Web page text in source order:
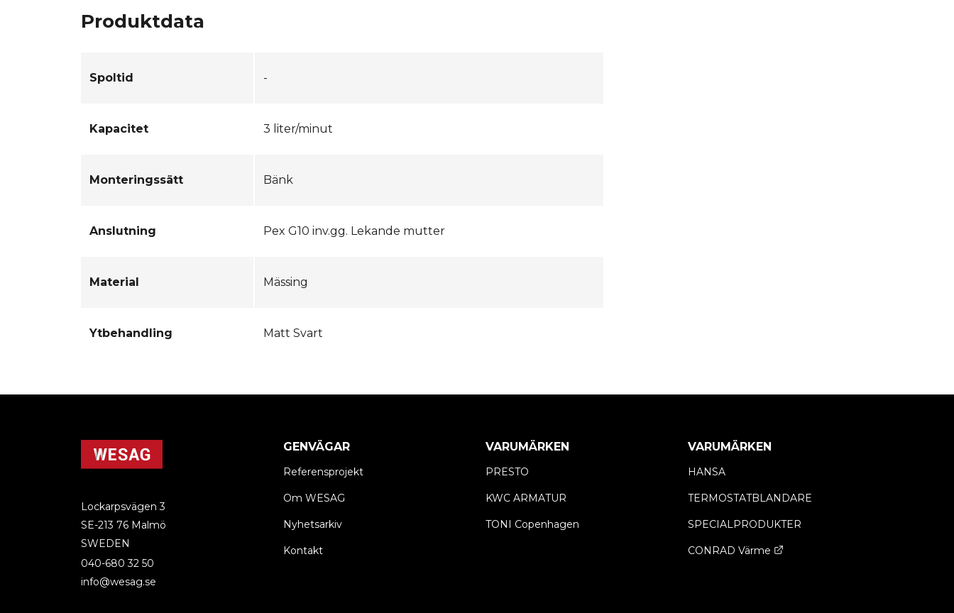
Produktdata
Spoltid -
Kapacitet 3 liter/minut
Monteringssätt Bänk
Anslutning Pex G10 inv.gg. Lekande mutter
Material Mässing
Ytbehandling Matt Svart
Lockarpsvägen 3
SE-213 76 Malmö
SWEDEN
040-680 32 50
info@wesag.se
GENVÄGAR
Referensprojekt
Om WESAG
Nyhetsarkiv
Kontakt
VARUMÄRKEN
PRESTO
KWC ARMATUR
TONI Copenhagen
VARUMÄRKEN
HANSA
TERMOSTATBLANDARE
SPECIALPRODUKTER
CONRAD Värme